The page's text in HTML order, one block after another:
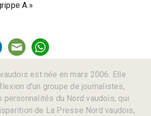
A.»
est née en mars 2006. Elle
d’un groupe de journalistes,
personnalités du Nord vaudois, qui
de La Presse Nord vaudois,